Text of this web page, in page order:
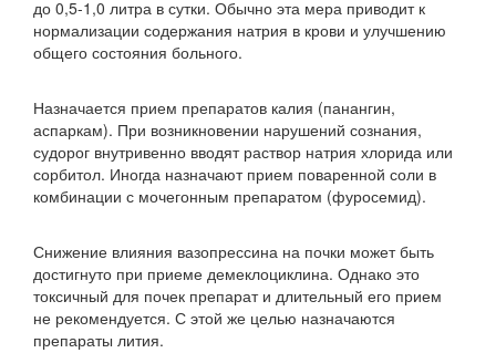
до 0,5-1,0 литра в сутки. Обычно эта мера приводит к
нормализации содержания натрия в крови и улучшению
общего состояния больного.
Назначается прием препаратов калия (панангин,
аспаркам). При возникновении нарушений сознания,
судорог внутривенно вводят раствор натрия хлорида или
сорбитол. Иногда назначают прием поваренной соли в
комбинации с мочегонным препаратом (фуросемид).
Снижение влияния вазопрессина на почки может быть
достигнуто при приеме демеклоциклина. Однако это
токсичный для почек препарат и длительный его прием
не рекомендуется. С этой же целью назначаются
препараты лития.